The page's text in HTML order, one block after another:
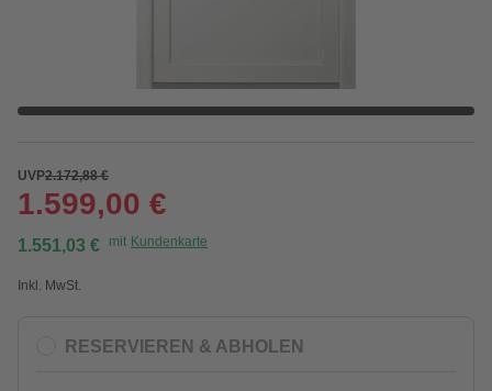
UVP2.172,88 €
1.599,00 €
1.551,03 € mit Kundenkarte
Inkl. MwSt.
RESERVIEREN & ABHOLEN